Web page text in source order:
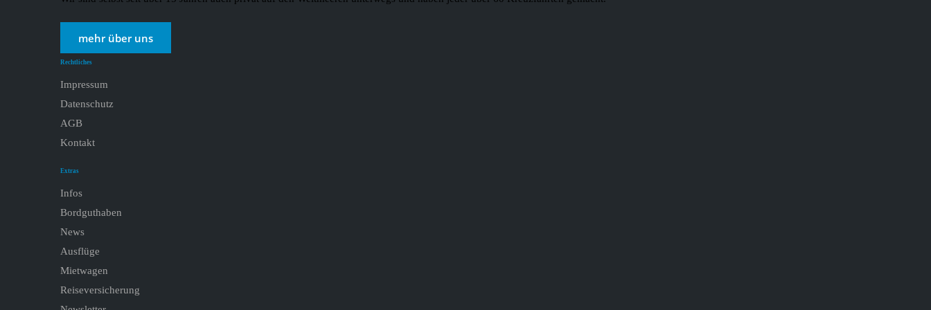
mehr über uns
Rechtliches
Impressum
Datenschutz
AGB
Kontakt
Extras
Infos
Bordguthaben
News
Ausflüge
Mietwagen
Reiseversicherung